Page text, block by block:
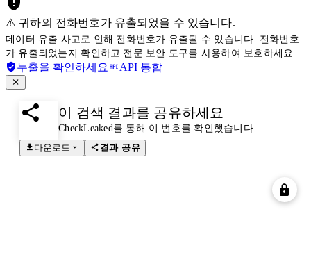
⚠️ 귀하의 전화번호가 유출되었을 수 있습니다.
데이터 유출 사고로 인해 전화번호가 유출될 수 있습니다. 전화번호
가 유출되었는지 확인하고 전문 보안 도구를 사용하여 보호하세요.
누출을 확인하세요 API 통합
이 검색 결과를 공유하세요
CheckLeaked를 통해 이 번호를 확인했습니다.
다운로드
결과 공유